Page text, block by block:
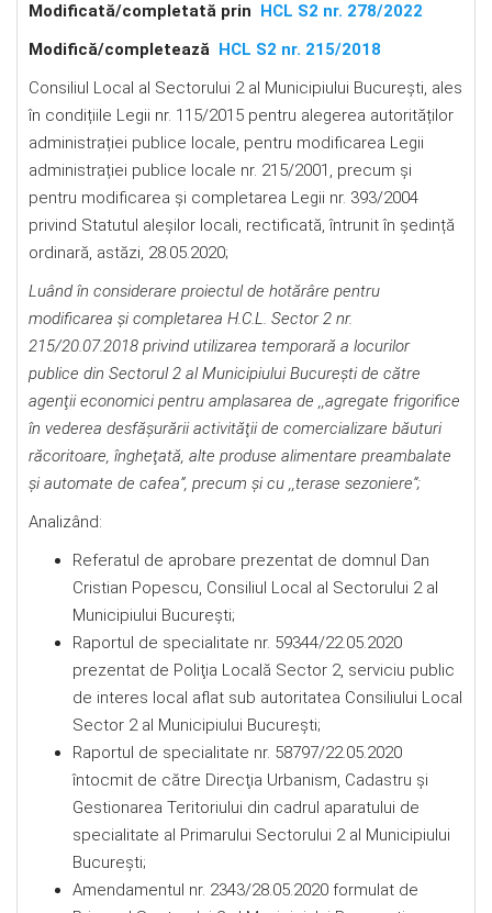
Modificată/completată prin HCL S2 nr. 278/2022
Modifică/completează HCL S2 nr. 215/2018
Consiliul Local al Sectorului 2 al Municipiului Bucureşti, ales
în condițiile Legii nr. 115/2015 pentru alegerea autorităților
administrației publice locale, pentru modificarea Legii
administrației publice locale nr. 215/2001, precum și
pentru modificarea şi completarea Legii nr. 393/2004
privind Statutul aleșilor locali, rectificată, întrunit în ședință
ordinară, astăzi, 28.05.2020;
Luând în considerare proiectul de hotărâre pentru
modificarea și completarea H.C.L. Sector 2 nr.
215/20.07.2018 privind utilizarea temporară a locurilor
publice din Sectorul 2 al Municipiului Bucureşti de către
agenţii economici pentru amplasarea de ,,agregate frigorifice
în vederea desfăşurării activităţii de comercializare băuturi
răcoritoare, îngheţată, alte produse alimentare preambalate
şi automate de cafea”, precum şi cu ,,terase sezoniere“;
Analizând:
Referatul de aprobare prezentat de domnul Dan
Cristian Popescu, Consiliul Local al Sectorului 2 al
Municipiului Bucureşti;
Raportul de specialitate nr. 59344/22.05.2020
prezentat de Poliţia Locală Sector 2, serviciu public
de interes local aflat sub autoritatea Consiliului Local
Sector 2 al Municipiului Bucureşti;
Raportul de specialitate nr. 58797/22.05.2020
întocmit de către Direcţia Urbanism, Cadastru şi
Gestionarea Teritoriului din cadrul aparatului de
specialitate al Primarului Sectorului 2 al Municipiului
Bucureşti;
Amendamentul nr. 2343/28.05.2020 formulat de